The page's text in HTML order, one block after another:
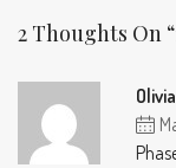
2 Thoughts On